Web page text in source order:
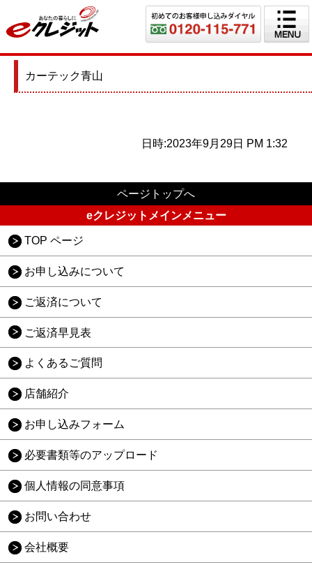
カーテック青山
日時:2023年9月29日 PM 1:32
ページトップへ
eクレジットメインメニュー
TOP ページ
お申し込みについて
ご返済について
ご返済早見表
よくあるご質問
店舗紹介
お申し込みフォーム
必要書類等のアップロード
個人情報の同意事項
お問い合わせ
会社概要